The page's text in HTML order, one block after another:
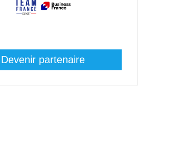
Devenir partenaire